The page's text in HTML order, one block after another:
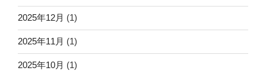
2025年12月 (1)
2025年11月 (1)
2025年10月 (1)